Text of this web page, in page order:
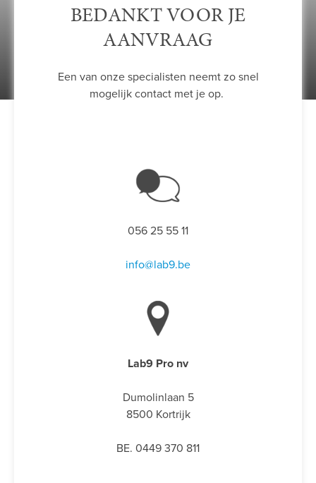
BEDANKT VOOR JE
AANVRAAG
Een van onze specialisten neemt zo snel
mogelijk contact met je op.
056 25 55 11
info@lab9.be
Lab9 Pro nv
Dumolinlaan 5
8500 Kortrijk
BE. 0449 370 811